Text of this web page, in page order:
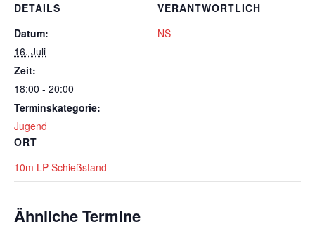
DETAILS
Datum:
16. Juli
Zeit:
18:00 - 20:00
Terminskategorie:
Jugend
ORT
10m LP Schießstand
VERANTWORTLICH
NS
Ähnliche Termine